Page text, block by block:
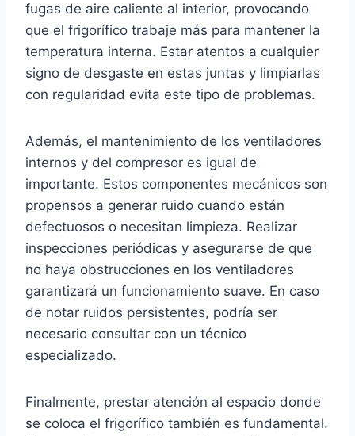
fugas de aire caliente al interior, provocando
que el frigorífico trabaje más para mantener la
temperatura interna. Estar atentos a cualquier
signo de desgaste en estas juntas y limpiarlas
con regularidad evita este tipo de problemas.
Además, el mantenimiento de los ventiladores
internos y del compresor es igual de
importante. Estos componentes mecánicos son
propensos a generar ruido cuando están
defectuosos o necesitan limpieza. Realizar
inspecciones periódicas y asegurarse de que
no haya obstrucciones en los ventiladores
garantizará un funcionamiento suave. En caso
de notar ruidos persistentes, podría ser
necesario consultar con un técnico
especializado.
Finalmente, prestar atención al espacio donde
se coloca el frigorífico también es fundamental.